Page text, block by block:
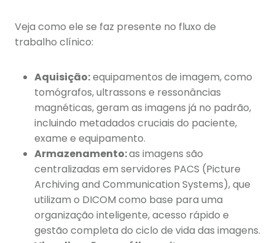
Veja como ele se faz presente no fluxo de
trabalho clínico:
Aquisição:equipamentos de imagem, como
tomógrafos, ultrassons e ressonâncias
magnéticas, geram as imagens já no padrão,
incluindo metadados cruciais do paciente,
exame e equipamento.
Armazenamento:as imagens são
centralizadas em servidores PACS (Picture
Archiving and Communication Systems), que
utilizam o DICOM como base para uma
organização inteligente, acesso rápido e
gestão completa do ciclo de vida das imagens.